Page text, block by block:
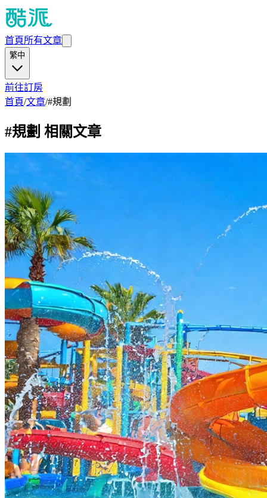
首頁所有文章
繁中
前往訂房
首頁/文章/#規劃
#規劃 相關文章